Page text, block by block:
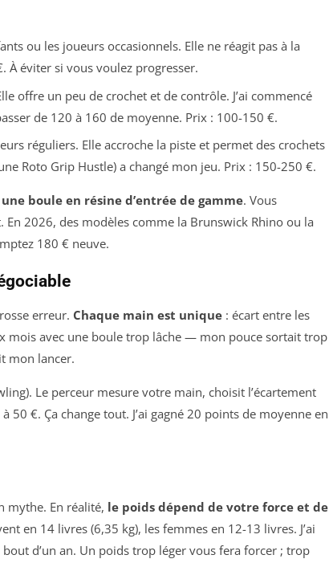
ou les joueurs occasionnels. Elle ne réagit pas à la
À éviter si vous voulez progresser.
offre un peu de crochet et de contrôle. J’ai commencé
de 120 à 160 de moyenne. Prix : 100-150 €.
réguliers. Elle accroche la piste et permet des crochets
Roto Grip Hustle) a changé mon jeu. Prix : 150-250 €.
boule en résine d’entrée de gamme. Vous
En 2026, des modèles comme la Brunswick Rhino ou la
180 € neuve.
erreur. Chaque main est unique : écart entre les
mois avec une boule trop lâche — mon pouce sortait trop
mon lancer.
Le perceur mesure votre main, choisit l’écartement
50 €. Ça change tout. J’ai gagné 20 points de moyenne en
mythe. En réalité, le poids dépend de votre force et de
en 14 livres (6,35 kg), les femmes en 12-13 livres. J’ai
d’un an. Un poids trop léger vous fera forcer ; trop